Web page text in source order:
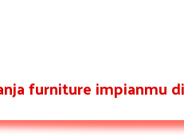
furniture impianmu